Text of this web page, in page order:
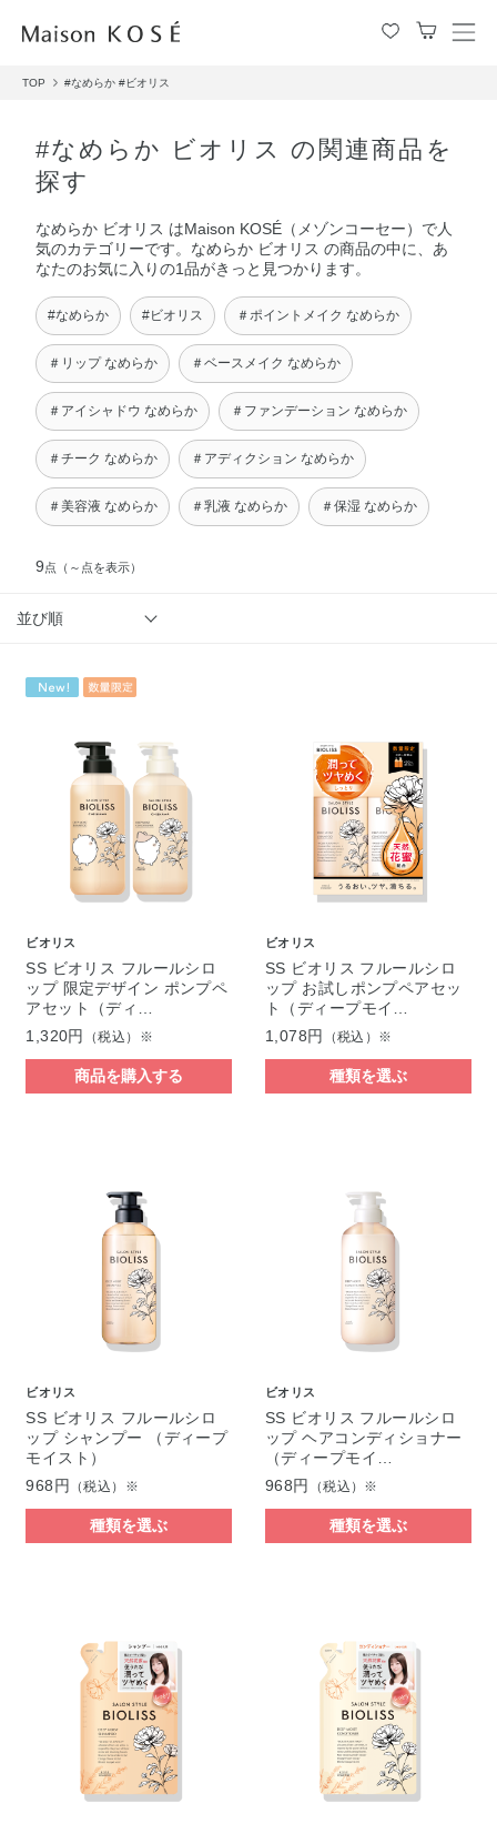
メ
TOP #なめらか #ビオリス
#なめらか ビオリス の関連商品を
探す
なめらか ビオリス はMaison KOSÉ（メゾンコーセー）で人
気のカテゴリーです。なめらか ビオリス の商品の中に、あ
なたのお気に入りの1品がきっと見つかります。
#なめらか #ビオリス ＃ポイントメイク なめらか
＃リップ なめらか ＃ベースメイク なめらか
＃アイシャドウ なめらか ＃ファンデーション なめらか
＃チーク なめらか ＃アディクション なめらか
＃美容液 なめらか ＃乳液 なめらか ＃保湿 なめらか
9点 （～点を表示）
並び順
ビオリス
SS ビオリス フルールシロ
ップ 限定デザイン ポンプペ
アセット（ディ…
1,320円
（税込）※
商品を購入する
ビオリス
SS ビオリス フルールシロ
ップ お試しポンプペアセッ
ト（ディープモイ…
1,078円
（税込）※
種類を選ぶ
ビオリス
SS ビオリス フルールシロ
ップ シャンプー （ディープ
モイスト）
968円
（税込）※
種類を選ぶ
ビオリス
SS ビオリス フルールシロ
ップ ヘアコンディショナー
（ディープモイ…
968円
（税込）※
種類を選ぶ